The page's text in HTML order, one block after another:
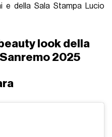
e della Sala Stampa Lucio
look della
2025